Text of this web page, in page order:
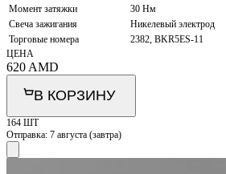
Момент затяжки
30 Нм
Свеча зажигания
Никелевый электрод
Торговые номера
2382, BKR5ES-11
ЦЕНА
620 AMD
В КОРЗИНУ
164 ШТ
Отправка: 7 августа (завтра)